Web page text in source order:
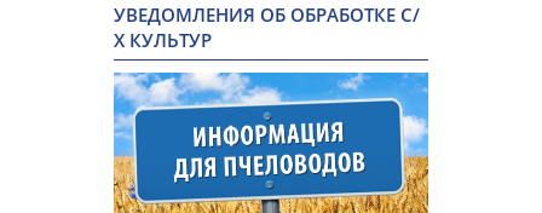
УВЕДОМЛЕНИЯ ОБ ОБРАБОТКЕ С/
Х КУЛЬТУР